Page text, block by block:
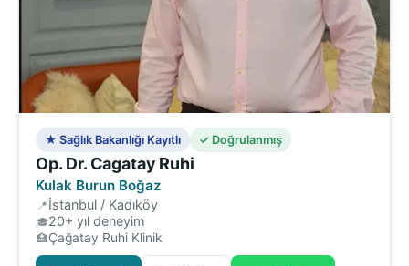
★ Sağlık Bakanlığı Kayıtlı ✓ Doğrulanmış
Op. Dr. Cagatay Ruhi
Kulak Burun Boğaz
İstanbul / Kadıköy
20+ yıl deneyim
Çağatay Ruhi Klinik